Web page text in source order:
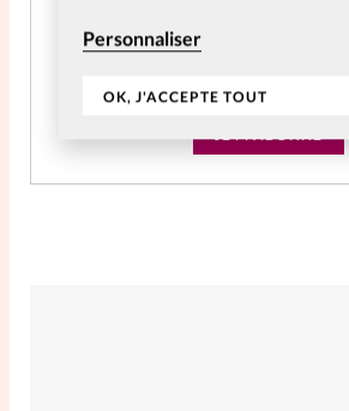
Personnaliser
OK, J'ACCEPTE TOUT